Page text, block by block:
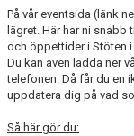
MEDLEMSSKAP
KONTAKT
TRÄNING
På vår eventsida (länk
lägret. Här har ni
och öppettider i Stöten i
Du kan även ladda ner
telefonen. Då får du en
uppdatera dig på vad
Så här gör du: